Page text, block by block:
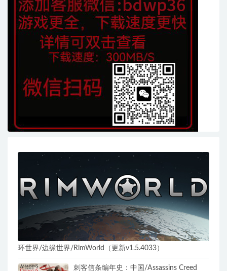
环世界/边缘世界/RimWorld（更新v1.5.4033）
刺客信条编年史：中国/Assassins Creed